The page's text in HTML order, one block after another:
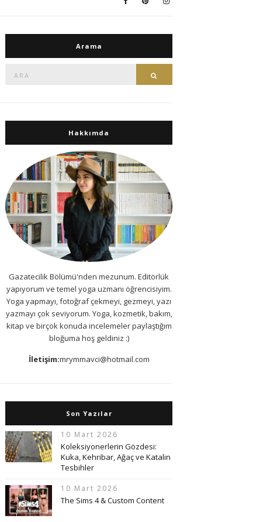
Arama
Hakkımda
Gazatecilik Bölümü'nden mezunum. Editörlük
yapıyorum ve temel yoga uzmanı öğrencisiyim.
Yoga yapmayı, fotoğraf çekmeyi, gezmeyi, yazı
yazmayı çok seviyorum. Yoga, kozmetik, bakım,
kitap ve birçok konuda incelemeler paylaştığım
bloğuma hoş geldiniz :)
İletişim:mrymmavci@hotmail.com
Son Yazılar
10 Mart 2026
Koleksiyonerlerin Gözdesi:
Kuka, Kehribar, Ağaç ve Katalin
Tesbihler
10 Mart 2026
The Sims 4 & Custom Content